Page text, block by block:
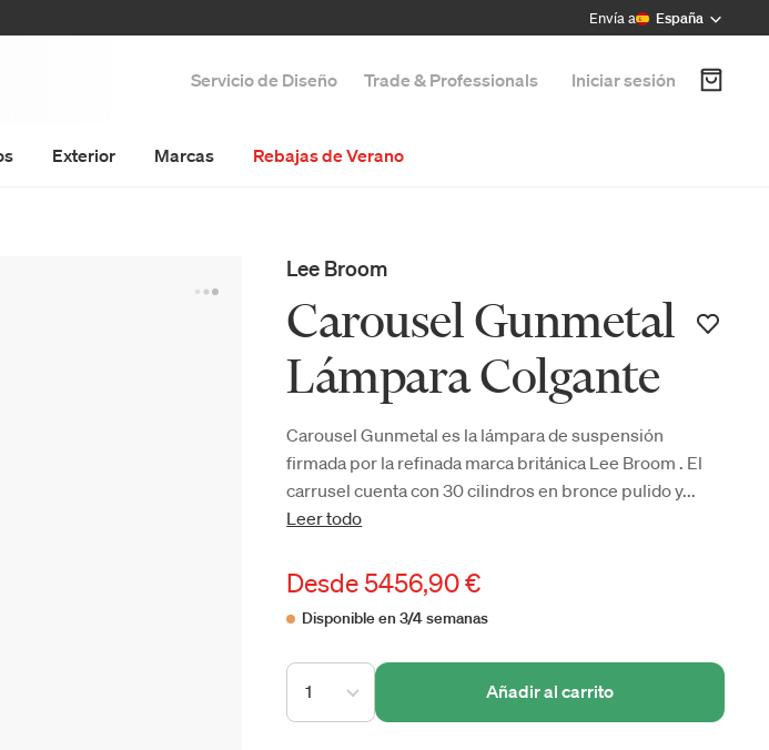
Envía a España
Servicio de Diseño Trade & Professionals Iniciar sesión
Exterior Marcas Rebajas de Verano
Lee Broom
Carousel Gunmetal
Lámpara Colgante
Carousel Gunmetal es la lámpara de suspensión
firmada por la refinada marca británica Lee Broom . El
carrusel cuenta con 30 cilindros en bronce pulido y...
Leer todo
Desde5456,90 €
Disponible en 3/4 semanas
1 Añadir al carrito